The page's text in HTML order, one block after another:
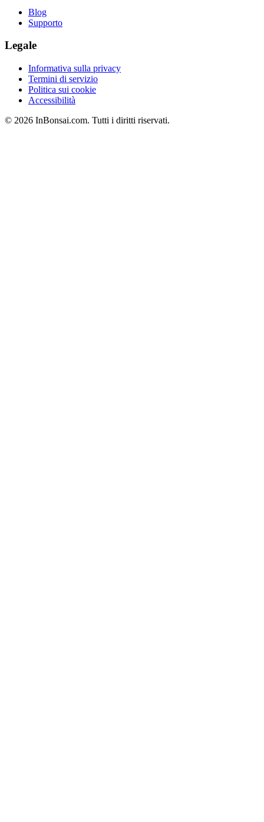
Blog
Supporto
Legale
Informativa sulla privacy
Termini di servizio
Politica sui cookie
Accessibilità
© 2026 InBonsai.com. Tutti i diritti riservati.